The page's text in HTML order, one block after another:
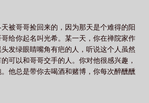
被哥哥捡回来的，因为那天是个难得的阳
给你起名叫光希。某一天，你在禅院家作
发绿眼睛嘴角有疤的人，听说这个人虽然
可以和哥哥交手的人。你对他很感兴趣，
他总是带你去喝酒和赌博，你每次醉醺醺
家那位少爷天天追着你，说什么你太不检